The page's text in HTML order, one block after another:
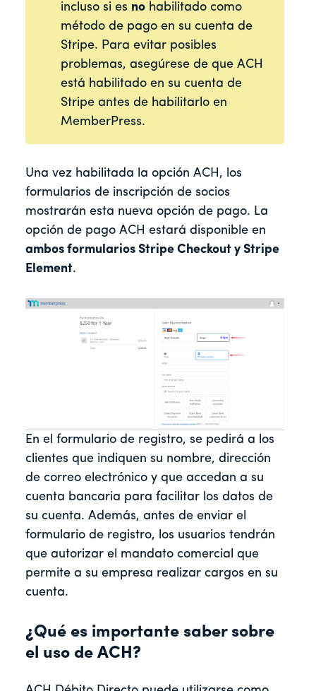
incluso si es nohabilitado como
método de pago en su cuenta de
Stripe. Para evitar posibles
problemas, asegúrese de que ACH
está habilitado en su cuenta de
Stripe antes de habilitarlo en
MemberPress.
Una vez habilitada la opción ACH, los
formularios de inscripción de socios
mostrarán esta nueva opción de pago. La
opción de pago ACH estará disponible en
ambos formularios Stripe Checkout y Stripe
Element.
En el formulario de registro, se pedirá a los
clientes que indiquen su nombre, dirección
de correo electrónico y que accedan a su
cuenta bancaria para facilitar los datos de
su cuenta. Además, antes de enviar el
formulario de registro, los usuarios tendrán
que autorizar el mandato comercial que
permite a su empresa realizar cargos en su
cuenta.
¿Qué es importante saber sobre
el uso de ACH?